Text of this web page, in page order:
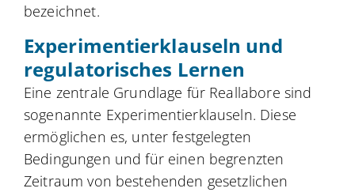
bezeichnet.
Experimentierklauseln und
regulatorisches Lernen
Eine zentrale Grundlage für Reallabore sind
sogenannte Experimentierklauseln. Diese
ermöglichen es, unter festgelegten
Bedingungen und für einen begrenzten
Zeitraum von bestehenden gesetzlichen